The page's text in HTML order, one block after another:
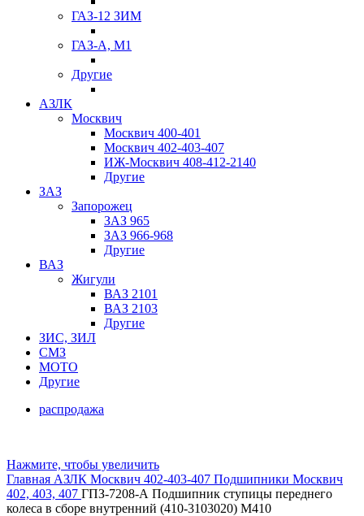
ГАЗ-12 ЗИМ
ГАЗ-А, М1
Другие
АЗЛК
Москвич
Москвич 400-401
Москвич 402-403-407
ИЖ-Москвич 408-412-2140
Другие
ЗАЗ
Запорожец
ЗАЗ 965
ЗАЗ 966-968
Другие
ВАЗ
Жигули
ВАЗ 2101
ВАЗ 2103
Другие
ЗИС, ЗИЛ
СМЗ
МОТО
Другие
распродажа
Нажмите, чтобы увеличить
Главная АЗЛК Москвич 402-403-407 Подшипники Москвич
402, 403, 407 ГПЗ-7208-А Подшипник ступицы переднего
колеса в сборе внутренний (410-3103020) М410